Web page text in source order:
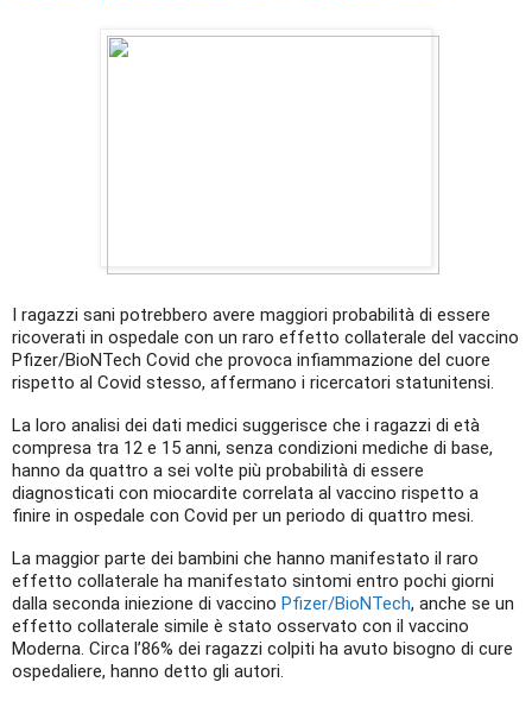
I ragazzi sani potrebbero avere maggiori probabilità di essere
ricoverati in ospedale con un raro effetto collaterale del vaccino
Pfizer/BioNTech Covid che provoca infiammazione del cuore
rispetto al Covid stesso, affermano i ricercatori statunitensi.
La loro analisi dei dati medici suggerisce che i ragazzi di età
compresa tra 12 e 15 anni, senza condizioni mediche di base,
hanno da quattro a sei volte più probabilità di essere
diagnosticati con miocardite correlata al vaccino rispetto a
finire in ospedale con Covid per un periodo di quattro mesi.
La maggior parte dei bambini che hanno manifestato il raro
effetto collaterale ha manifestato sintomi entro pochi giorni
dalla seconda iniezione di vaccino Pfizer/BioNTech, anche se un
effetto collaterale simile è stato osservato con il vaccino
Moderna. Circa l’86% dei ragazzi colpiti ha avuto bisogno di cure
ospedaliere, hanno detto gli autori.